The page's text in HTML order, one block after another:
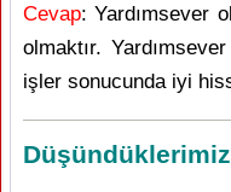
Cevap: Yardımsever
olmaktır.
işler sonucunda iyi